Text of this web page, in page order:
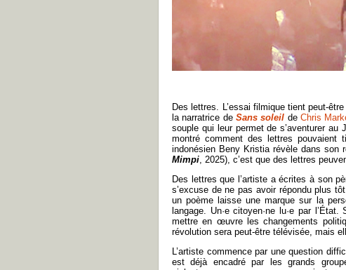
Des lettres. L’essai filmique tient peut-
la narratrice deSans soleil deChris
souple qui leur permet de s’aventurer
montré comment des lettres pouvaient
indonésien Beny Kristia révèle dans son
Mimpi, 2025), c’est que des lettres
Des lettres que l’artiste a écrites à son
s’excuse de ne pas avoir répondu plus
un poème laisse une marque sur la
langage. Un·e citoyen·ne lu·e par
mettre en œuvre les changements
révolution sera peut-être télévisée, mais
L’artiste commence par une question
est déjà encadré par les grands